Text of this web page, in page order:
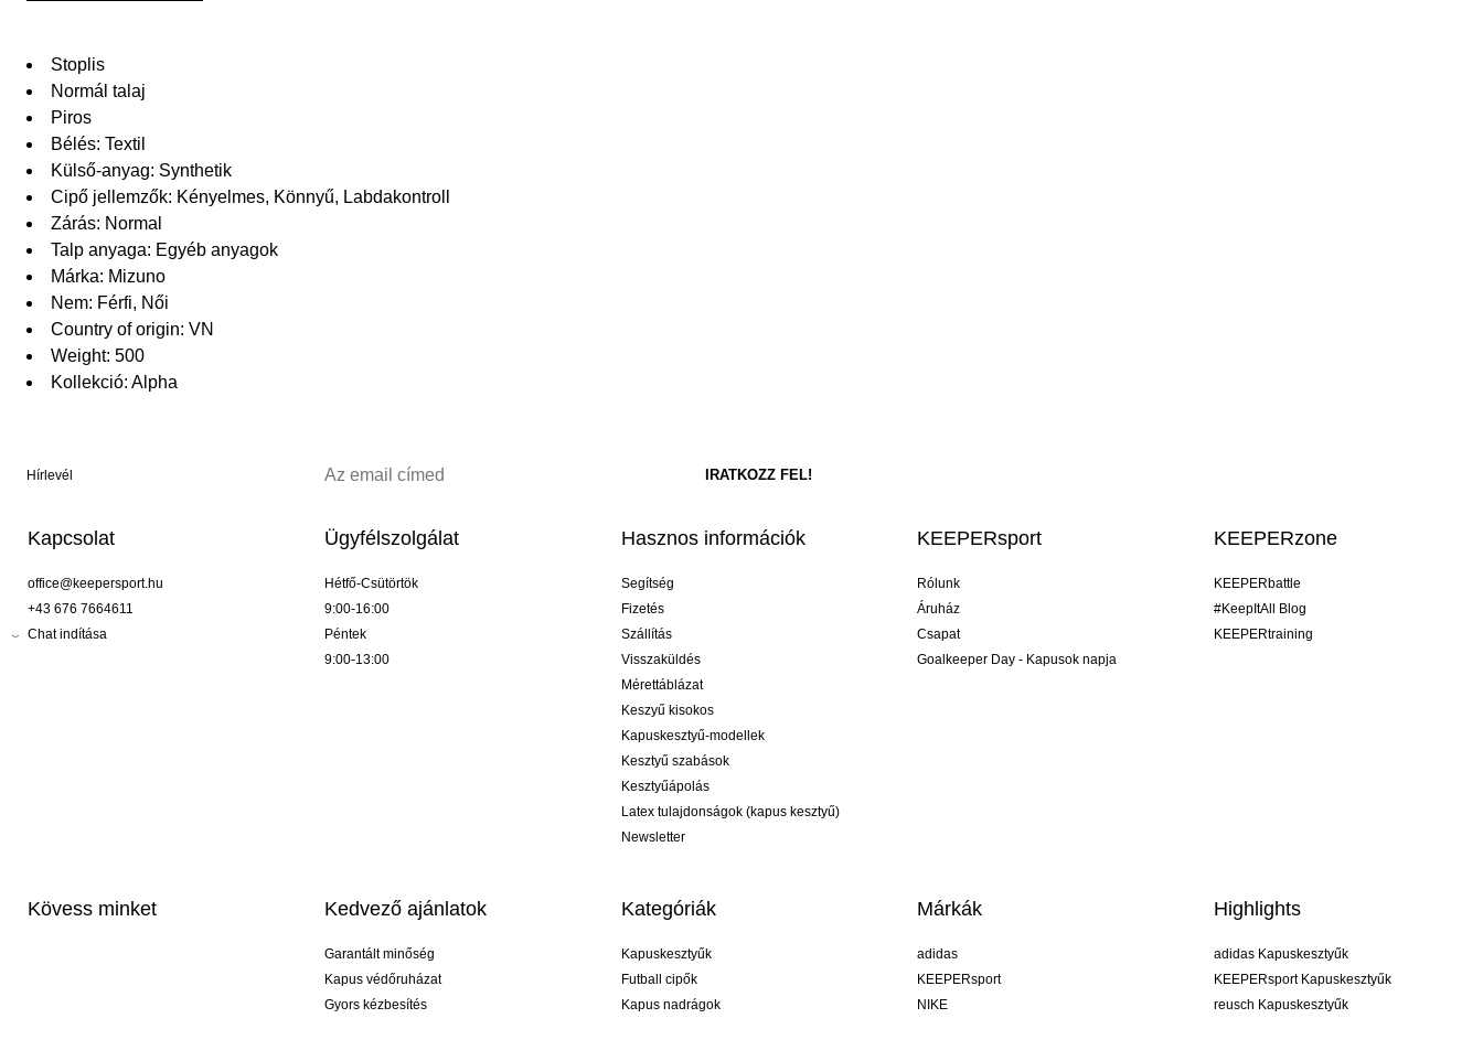
Stoplis
Normál talaj
Piros
Bélés: Textil
Külső-anyag: Synthetik
Cipő jellemzők: Kényelmes, Könnyű, Labdakontroll
Zárás: Normal
Talp anyaga: Egyéb anyagok
Márka: Mizuno
Nem: Férfi, Női
Country of origin: VN
Weight: 500
Kollekció: Alpha
Hírlevél
Kapcsolat
office@keepersport.hu
+43 676 7664611
Chat indítása
Ügyfélszolgálat
Hétfő-Csütörtök
9:00-16:00
Péntek
9:00-13:00
Hasznos információk
Segítség
Fizetés
Szállítás
Visszaküldés
Mérettáblázat
Keszyű kisokos
Kapuskesztyű-modellek
Kesztyű szabások
Kesztyűápolás
Latex tulajdonságok (kapus kesztyű)
Newsletter
KEEPERsport
Rólunk
Áruház
Csapat
Goalkeeper Day - Kapusok napja
KEEPERzone
KEEPERbattle
#KeepItAll Blog
KEEPERtraining
Kövess minket Kedvező ajánlatok
Garantált minőség
Kapus védőruházat
Gyors kézbesítés
Kategóriák
Kapuskesztyűk
Futball cipők
Kapus nadrágok
Márkák
adidas
KEEPERsport
NIKE
Highlights
adidas Kapuskesztyűk
KEEPERsport Kapuskesztyűk
reusch Kapuskesztyűk